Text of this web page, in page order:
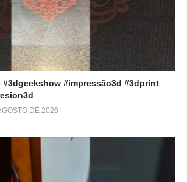
#3dgeekshow #impressão3d #3dprint
DE 2026